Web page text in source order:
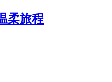
柔旅程